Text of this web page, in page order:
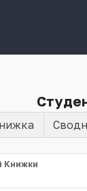
Книжки